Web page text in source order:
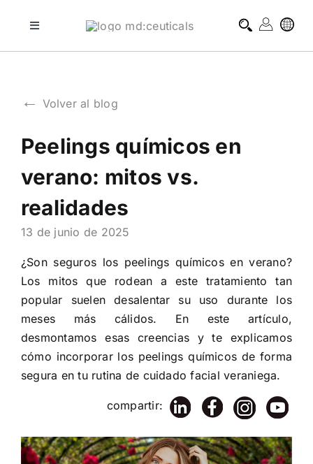
Toggle
tratamientos domiciliarios
blog
sobre md:ceuticals
← Volver al blog
Peelings químicos en
verano: mitos vs.
realidades
13 de junio de 2025
¿Son seguros los peelings químicos en verano?
Los mitos que rodean a este tratamiento tan
popular suelen desalentar su uso durante los
meses más cálidos. En este artículo,
desmontamos esas creencias y te explicamos
cómo incorporar los peelings químicos de forma
segura en tu rutina de cuidado facial veraniega.
compartir: